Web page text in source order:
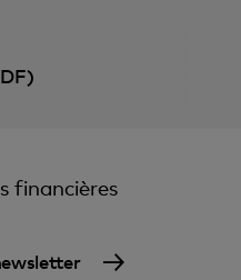
financières